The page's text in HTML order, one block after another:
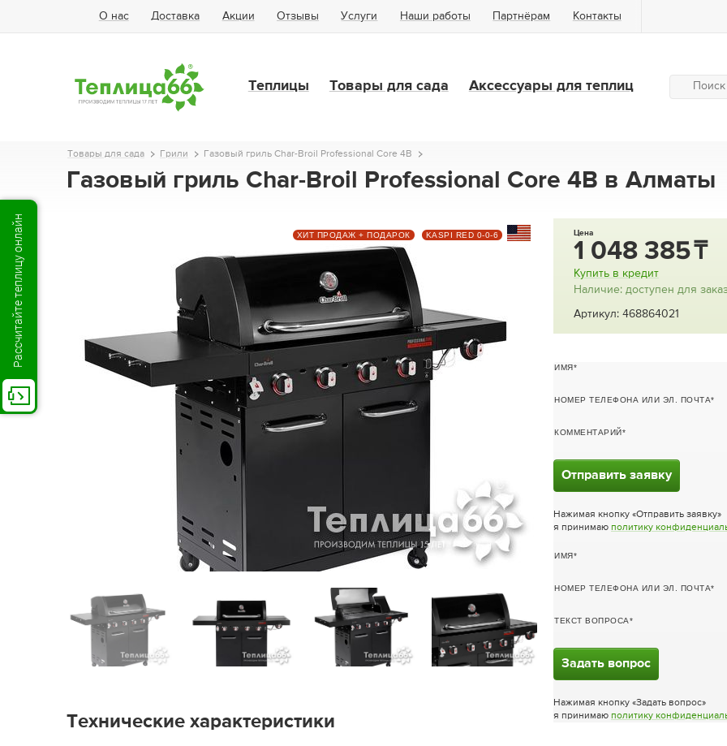
О нас Доставка Акции Отзывы Услуги Наши работы Партнёрам Контакты
Теплицы Товары для сада Аксессуары для теплиц
Товары для сада Грили Газовый гриль Char-Broil Professional Core 4B
Газовый гриль Char-Broil Professional Core 4B в Алматы
ХИТ ПРОДАЖ + ПОДАРОК KASPI RED 0-0-6
Технические характеристики
Цена
1 048 385
Купить в кредит
Наличие: доступен для
Артикул: 468864021
ИМЯ
НОМЕР ТЕЛЕФОНА ИЛИ ЭЛ. ПОЧТА
КОММЕНТАРИЙ
Отправить заявку
Нажимая кнопку «Отправить заявку»
я принимаю политику
ИМЯ
НОМЕР ТЕЛЕФОНА ИЛИ ЭЛ. ПОЧТА
ТЕКСТ ВОПРОСА
Задать вопрос
Нажимая кнопку «Задать вопрос»
я принимаю политику
Рассчитайте теплицу онлайн